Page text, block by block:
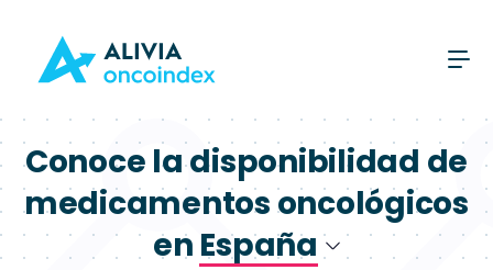
Conoce la disponibilidad de
medicamentos oncológicos
en España